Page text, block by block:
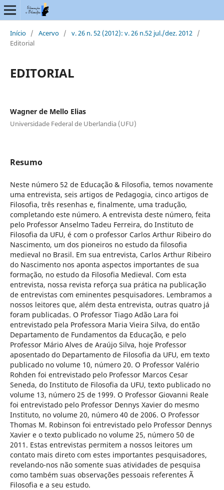
Início / Acervo / v. 26 n. 52 (2012): v. 26 n.52 jul./dez. 2012 /
Editorial
EDITORIAL
Wagner de Mello Elias
Universidade Federal de Uberlandia (UFU)
Resumo
Neste número 52 de Educação & Filosofia, temos novamente
uma entrevista, seis artigos de Pedagogia, cinco artigos de
Filosofia, três resenhas e, finalmente, uma tradução,
completando este número. A entrevista deste número, feita
pelo Professor Anselmo Tadeu Ferreira, do Instituto de
Filosofia da UFU, é com o professor Carlos Arthur Ribeiro do
Nascimento, um dos pioneiros no estudo da filosofia
medieval no Brasil. Em sua entrevista, Carlos Arthur Ribeiro
do Nascimento nos aponta aspectos importantes de sua
formação, no estudo da Filosofia Medieval. Com esta
entrevista, nossa revista reforça sua prática na publicação
de entrevistas com eminentes pesquisadores. Lembramos a
nossos leitores que, além desta entrevista, outras quatro já
foram publicadas. O Professor Tiago Adão Lara foi
entrevistado pela Professora Maria Vieira Silva, do então
Departamento de Fundamentos da Educação, e pelo
Professor Mário Alves de Araújo Silva, hoje Professor
aposentado do Departamento de Filosofia da UFU, em texto
publicado no volume 10, número 20. O Professor Valério
Rohden foi entrevistado pelo Professor Marcos Cesar
Seneda, do Instituto de Filosofia da UFU, texto publicado no
volume 13, número 25 de 1999. O Professor Giovanni Reale
foi entrevistado pelo Professor Dennys Xavier do mesmo
Instituto, no volume 20, número 40 de 2006. O Professor
Thomas M. Robinson foi entrevistado pelo Professor Dennys
Xavier e o texto publicado no volume 25, número 50 de
2011. Estas entrevistas permitem a nossos leitores um
contato mais direto com estes importantes pesquisadores,
revelando-nos não somente suas atividades de pesquisa
como também suas observações pessoais referentes Ã
Filosofia e a seu estudo.